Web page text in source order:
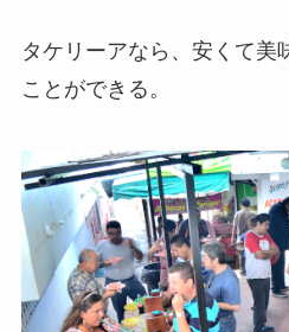
タケリーアなら、安くて美
ことができる。